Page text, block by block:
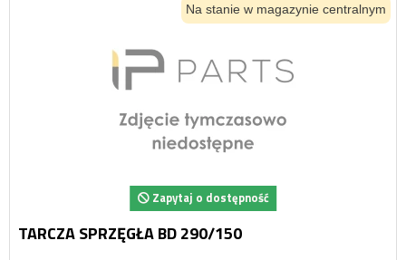
Na stanie w magazynie centralnym
Zapytaj o dostępność
TARCZA SPRZĘGŁA BD 290/150